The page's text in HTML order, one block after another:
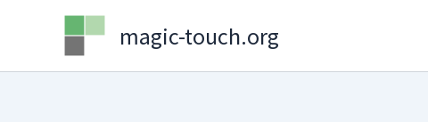
magic-touch.org